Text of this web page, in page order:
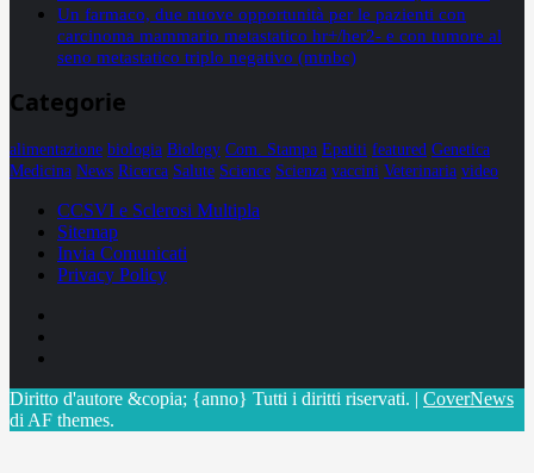
Un farmaco, due nuove opportunità per le pazienti con
carcinoma mammario metastatico hr+/her2- e con tumore al
seno metastatico triplo negativo (mtnbc)
Categorie
alimentazione biologia Biology Com. Stampa Epatiti featured Genetica
Medicina News Ricerca Salute Science Scienza vaccini Veterinaria video
CCSVI e Sclerosi Multipla
Sitemap
Invia Comunicati
Privacy Policy
Diritto d'autore &copia; {anno} Tutti i diritti riservati. | CoverNews
di AF themes.